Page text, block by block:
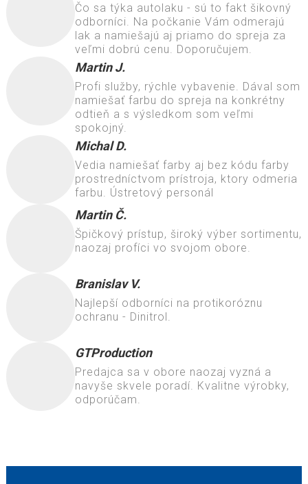
Čo sa týka autolaku - sú to fakt šikovný
odborníci. Na počkanie Vám odmerajú
lak a namiešajú aj priamo do spreja za
veľmi dobrú cenu. Doporučujem.
Martin J.
Profi služby, rýchle vybavenie. Dával som
namiešať farbu do spreja na konkrétny
odtieň a s výsledkom som veľmi
spokojný.
Michal D.
Vedia namiešať farby aj bez kódu farby
prostredníctvom prístroja, ktory odmeria
farbu. Ústretový personál
Martin Č.
Špičkový prístup, široký výber sortimentu,
naozaj profíci vo svojom obore.
Branislav V.
Najlepší odborníci na protikoróznu
ochranu - Dinitrol.
GTProduction
Predajca sa v obore naozaj vyzná a
navyše skvele poradí. Kvalitne výrobky,
odporúčam.